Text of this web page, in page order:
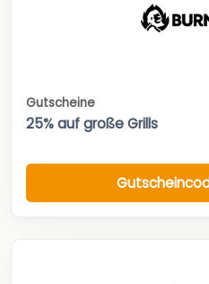
Gutscheine
25% auf große Grills